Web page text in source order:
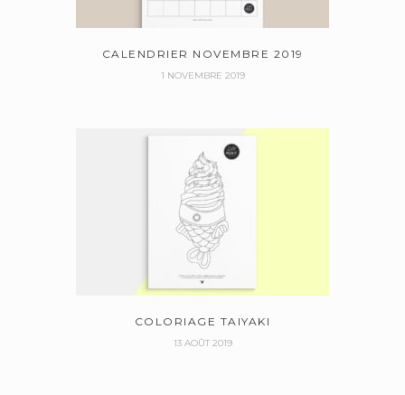
CALENDRIER NOVEMBRE 2019
1 NOVEMBRE 2019
COLORIAGE TAIYAKI
13 AOÛT 2019